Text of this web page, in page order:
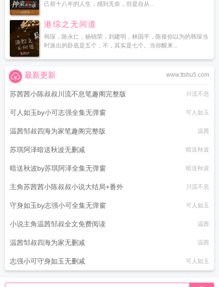
己前十八年的人生，感到无奈，但是自从...
港综之无间道
韩琛，陈永仁，杨锦荣，刘建明，林国平，陈俊你以为的韩琛当
时派出的卧底是五个，不，其实是七个。当你醒来...
www.ttshu5.com
最新更新
苏茜茜小陈叔叔川流不息笔趣阁完整版 川流不息
可人如玉by小可志强全集无弹窗 可人如玉
温茜邹叔四海为家笔趣阁完整版 温茜
苏琪阿泽暗送秋波无删减 暗送秋波
暗送秋波by苏琪阿泽全集无弹窗 暗送秋波
主角苏茜茜小陈叔叔小说大结局+番外 川流不息
守身如玉by志强小可全集无弹窗 可人如玉
小说主角温茜邹叔全文免费阅读 温茜
温茜邹叔四海为家无删减 温茜
志强小可守身如玉无删减 可人如玉